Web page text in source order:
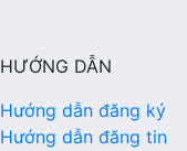
HƯỚNG DẪN
Hướng dẫn đăng ký
Hướng dẫn đăng tin